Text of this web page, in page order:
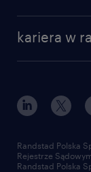
kariera w
Randstad Polska
Rejestrze
Randstad Polska